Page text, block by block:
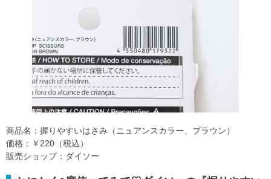
商品名：握りやすいはさみ（ニュアンスカラー、ブラウン）
価格：￥220（税込）
販売ショップ：ダイソー